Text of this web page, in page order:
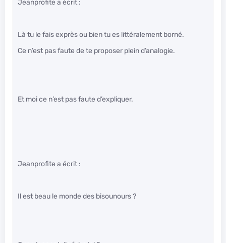
Jeanprofite a écrit :
Là tu le fais exprès ou bien tu es littéralement borné.
Ce n’est pas faute de te proposer plein d’analogie.
Et moi ce n’est pas faute d’expliquer.
Jeanprofite a écrit :
Il est beau le monde des bisounours ?